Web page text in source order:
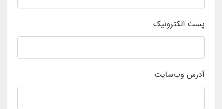
پست الکترونیک
آدرس وب‌سایت